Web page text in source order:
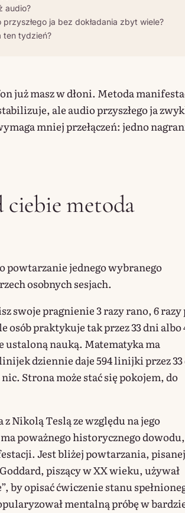
audio?
ja bez dokładania zbyt wiele?
ten tydzień?
już masz w dłoni. Metoda
ale audio przyszłego ja
mniej przełączeń: jedno
ciebie metoda
powtarzanie jednego wybranego
osobnych sesjach.
swoje pragnienie 3 razy rano, 6 razy
osób praktykuje tak przez 33 dni albo
ustaloną nauką. Matematyka ma
dziennie daje 594 linijki przez
Strona może stać się pokojem, do
Nikolą Teslą ze względu na jego
poważnego historycznego
Jest bliżej powtarzania, pisanej
piszący w XX wieku, używał
by opisać ćwiczenie stanu
mentalną próbę w